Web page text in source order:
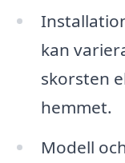
kan
skorsten
hemmet.
Modell